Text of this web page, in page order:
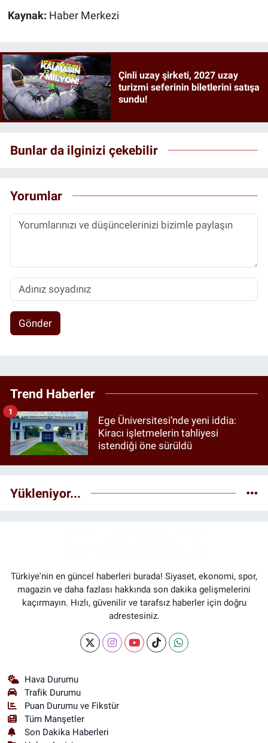
Kaynak: Haber Merkezi
Çinli uzay şirketi, 2027 uzay
turizmi seferinin biletlerini satışa
sundu!
Bunlar da ilginizi çekebilir
Yorumlar
Gönder
Trend Haberler
Ege Üniversitesi’nde yeni iddia:
Kiracı işletmelerin tahliyesi
istendiği öne sürüldü
1
Yükleniyor...
Türkiye'nin en güncel haberleri burada! Siyaset, ekonomi, spor,
magazin ve daha fazlası hakkında son dakika gelişmelerini
kaçırmayın. Hızlı, güvenilir ve tarafsız haberler için doğru
adrestesiniz.
Hava Durumu
Trafik Durumu
Puan Durumu ve Fikstür
Tüm Manşetler
Son Dakika Haberleri